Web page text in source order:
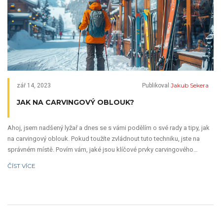
zář 14, 2023 Publikoval Jakub Sekera
JAK NA CARVINGOVÝ OBLOUK?
Ahoj, jsem nadšený lyžař a dnes se s vámi podělím o své rady a tipy, jak
na carvingový oblouk. Pokud toužíte zvládnout tuto techniku, jste na
správném místě. Povím vám, jaké jsou klíčové prvky carvingového
ČÍST VÍCE